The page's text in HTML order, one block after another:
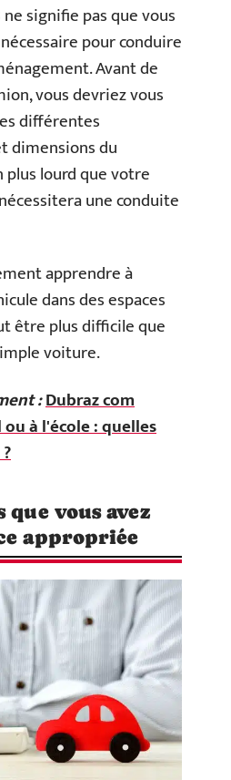
ne signifie pas que vous
pour conduire
Avant de
vous devriez vous
différentes
dimensions du
plus lourd que votre
une conduite
apprendre à
dans des espaces
être plus difficile que
voiture.
:Dubraz com
à l'école : quelles
que vous avez
appropriée